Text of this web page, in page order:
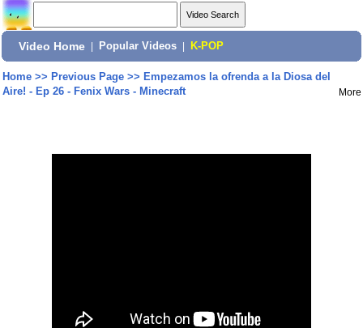
Video Home Popular Videos K-POP
Home>> Previous Page>> Empezamos la ofrenda a la Diosa del
Aire! - Ep 26 - Fenix Wars - Minecraft
More